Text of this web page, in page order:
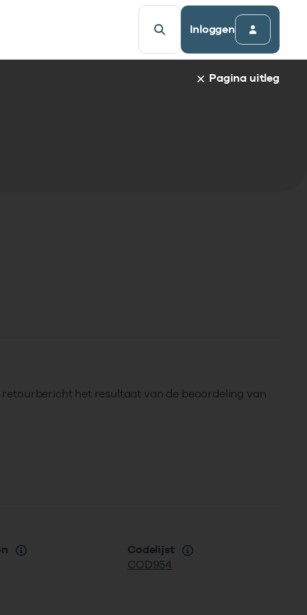
Inloggen
Pagina uitleg
het resultaat van de beoordeling van
Codelijst
COD954